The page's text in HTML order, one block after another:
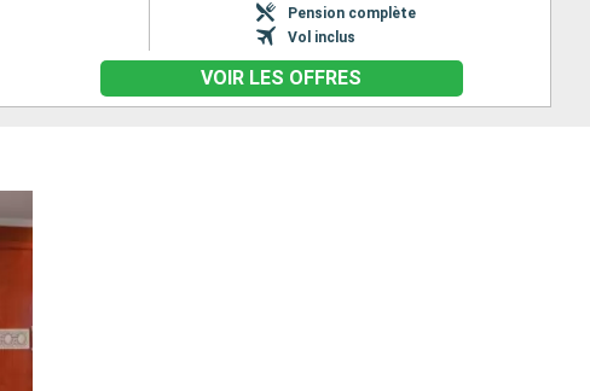
Pension complète
Vol inclus
VOIR LES OFFRES